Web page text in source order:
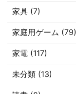
家具 (7)
家庭用ゲーム (79)
家電 (117)
未分類 (13)